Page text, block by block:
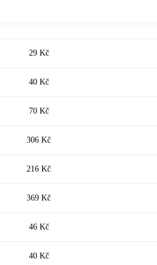
29 Kč
40 Kč
70 Kč
306 Kč
216 Kč
369 Kč
46 Kč
40 Kč